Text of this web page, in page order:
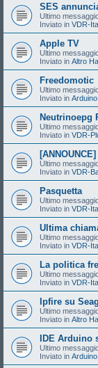
SES
Ultimo
Inviato in VDR-
Apple TV
Ultimo
Inviato in Altro
Freedomotic
Ultimo
Inviato in
Neutrinoepg
Ultimo
Inviato in VDR-
Ultimo
Inviato in VDR-
Pasquetta
Ultimo
Inviato in VDR-
Ultima
Ultimo
Inviato in VDR-
La politica
Ultimo
Inviato in VDR-
Ipfire su
Ultimo
Inviato in Altro
IDE Arduino
Ultimo
Inviato in